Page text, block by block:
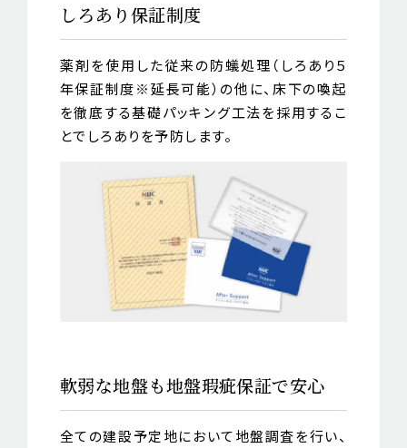
しろあり保証制度
薬剤を使用した従来の防蟻処理（しろあり５
年保証制度※延長可能）の他に、床下の喚起
を徹底する基礎パッキング工法を採用するこ
とでしろありを予防します。
軟弱な地盤も地盤瑕疵保証で安心
全ての建設予定地において地盤調査を行い、